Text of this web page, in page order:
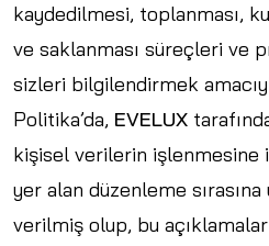
kaydedilmesi, toplanması,
ve saklanması süreçleri ve
sizleri bilgilendirmek
Politika’da, EVELUX
kişisel verilerin işlenmesine
yer alan düzenleme
verilmiş olup, bu açıklamalar